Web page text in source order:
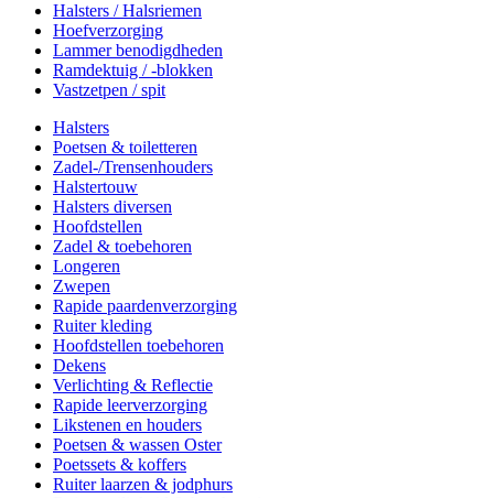
Halsters / Halsriemen
Hoefverzorging
Lammer benodigdheden
Ramdektuig / -blokken
Vastzetpen / spit
Halsters
Poetsen & toiletteren
Zadel-/Trensenhouders
Halstertouw
Halsters diversen
Hoofdstellen
Zadel & toebehoren
Longeren
Zwepen
Rapide paardenverzorging
Ruiter kleding
Hoofdstellen toebehoren
Dekens
Verlichting & Reflectie
Rapide leerverzorging
Likstenen en houders
Poetsen & wassen Oster
Poetssets & koffers
Ruiter laarzen & jodphurs